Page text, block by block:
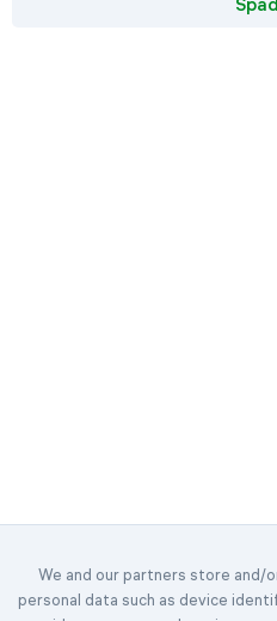
We and our partners store and/
personal data such as device
©2023-2026